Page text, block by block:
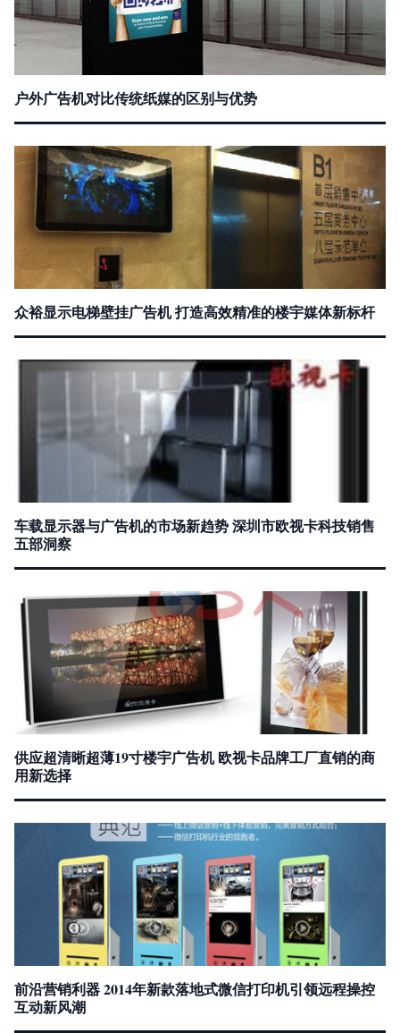
户外广告机对比传统纸媒的区别与优势
众裕显示电梯壁挂广告机 打造高效精准的楼宇媒体新标杆
车载显示器与广告机的市场新趋势 深圳市欧视卡科技销售
五部洞察
供应超清晰超薄19寸楼宇广告机 欧视卡品牌工厂直销的商
用新选择
前沿营销利器 2014年新款落地式微信打印机引领远程操控
互动新风潮